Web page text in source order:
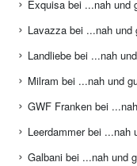
Exquisa bei ...nah und
Lavazza bei ...nah und
Landliebe bei ...nah
Milram bei ...nah und
GWF Franken bei
Leerdammer bei ...nah
Galbani bei ...nah und